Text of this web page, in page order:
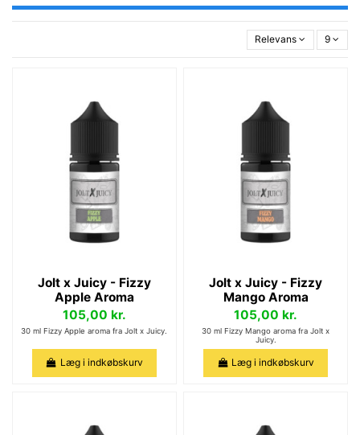
Relevans 9
Jolt x Juicy - Fizzy
Apple Aroma
105,00 kr.
30 ml Fizzy Apple aroma fra Jolt x Juicy.
Læg i indkøbskurv
Jolt x Juicy - Fizzy
Mango Aroma
105,00 kr.
30 ml Fizzy Mango aroma fra Jolt x
Juicy.
Læg i indkøbskurv